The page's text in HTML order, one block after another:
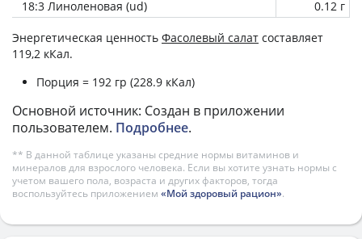
18:3 Линоленовая (ud) 0.12 г
Энергетическая ценность Фасолевый салат составляет
119,2 кКал.
Порция = 192 гр (228.9 кКал)
Основной источник: Создан в приложении
пользователем. Подробнее.
** В данной таблице указаны средние нормы витаминов и
минералов для взрослого человека. Если вы хотите узнать нормы с
учетом вашего пола, возраста и других факторов, тогда
воспользуйтесь приложением «Мой здоровый рацион».